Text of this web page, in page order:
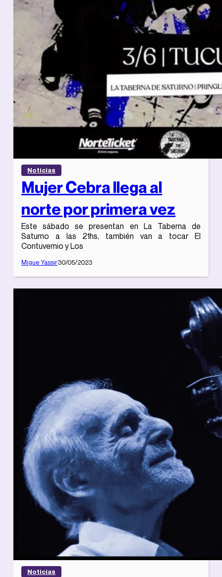
Noticias
Mujer Cebra llega al
norte por primera vez
Este sábado se presentan en La Taberna de
Saturno a las 21hs, también van a tocar El
Contuvernio y Los
Migue Yassir30/05/2023
Noticias